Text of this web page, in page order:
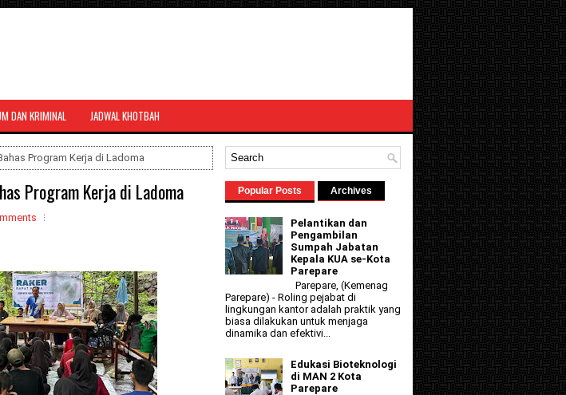
DAN KRIMINAL JADWAL KHOTBAH
Program Kerja di Ladoma
Program Kerja di Ladoma Popular Posts Archives
Pelantikan dan
Pengambilan
Sumpah Jabatan
Kepala KUA se-Kota
Parepare
Parepare, (Kemenag
Parepare) - Roling pejabat di
lingkungan kantor adalah praktik yang
biasa dilakukan untuk menjaga
dinamika dan efektivi...
Edukasi Bioteknologi
di MAN 2 Kota
Parepare